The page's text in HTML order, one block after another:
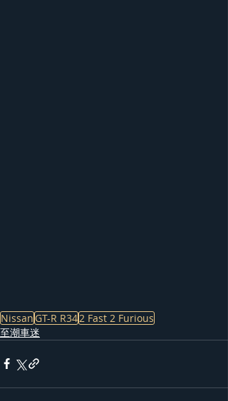
NissanGT-R R342 Fast 2 Furious
至潮車迷